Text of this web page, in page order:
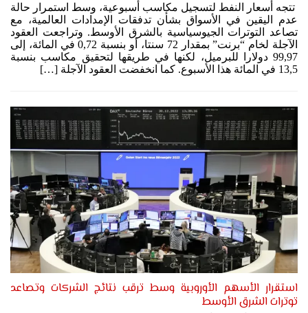
تتجه أسعار النفط لتسجيل مكاسب أسبوعية، وسط استمرار حالة
عدم اليقين في الأسواق بشأن تدفقات الإمدادات العالمية، مع
تصاعد التوترات الجيوسياسية بالشرق الأوسط. وتراجعت العقود
الآجلة لخام “برنت” بمقدار 72 سنتا، أو بنسبة 0,72 في المائة، إلى
99,97 دولارا للبرميل، لكنها في طريقها لتحقيق مكاسب بنسبة
13,5 في المائة هذا الأسبوع. كما انخفضت العقود الآجلة […]
استقرار الأسهم الأوروبية وسط ترقب نتائج الشركات وتصاعد
توترات الشرق الأوسط